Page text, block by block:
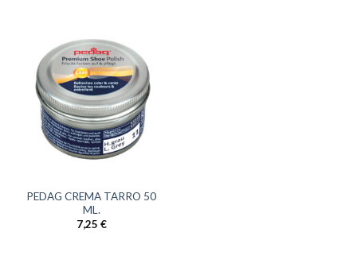
PEDAG CREMA TARRO 50
ML.
7,25 €